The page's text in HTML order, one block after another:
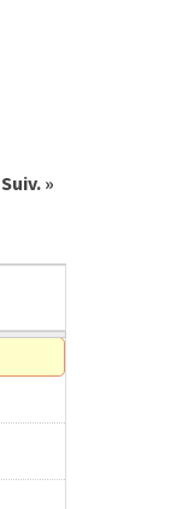
Suiv. »